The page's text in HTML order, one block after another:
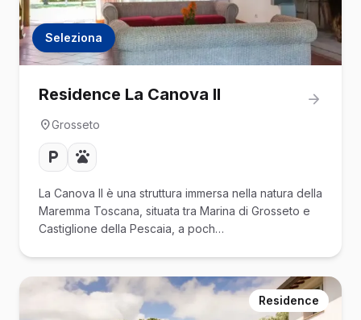
Seleziona
Residence La Canova II
Grosseto
La Canova II è una struttura immersa nella natura della
Maremma Toscana, situata tra Marina di Grosseto e
Castiglione della Pescaia, a poch…
Residence